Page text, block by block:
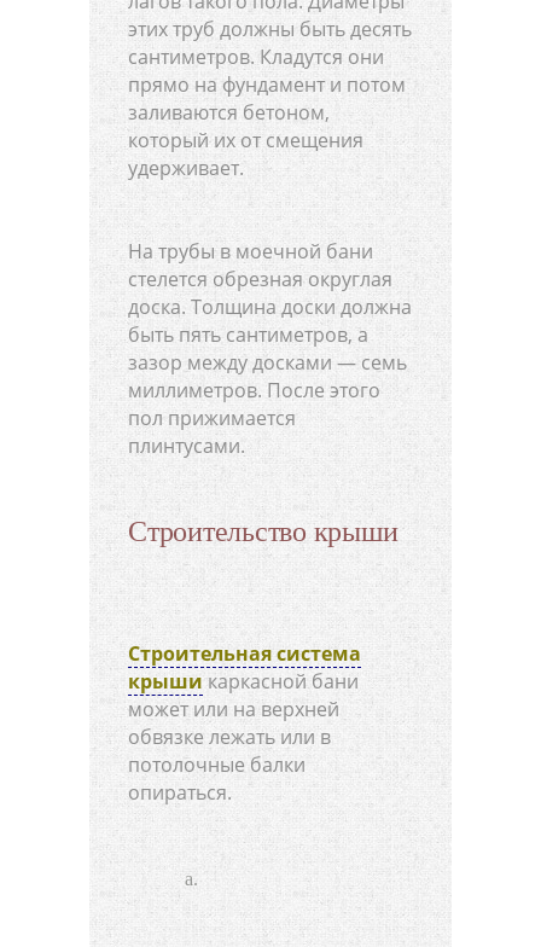
этих труб должны быть десять
сантиметров. Кладутся они
прямо на фундамент и потом
заливаются бетоном,
который их от смещения
удерживает.
На трубы в моечной бани
стелется обрезная округлая
доска. Толщина доски должна
быть пять сантиметров, а
зазор между досками — семь
миллиметров. После этого
пол прижимается
плинтусами.
Строительство крыши
Строительная система
крышикаркасной бани
может или на верхней
обвязке лежать или в
потолочные балки
опираться.